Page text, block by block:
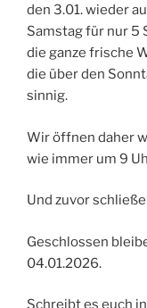
den 3.01. wieder
Samstag für nur 5
die ganze frische
die über den
sinnig.
Wir öffnen daher
wie immer um 9
Und zuvor
Geschlossen
04.01.2026.
Schreibt es euch